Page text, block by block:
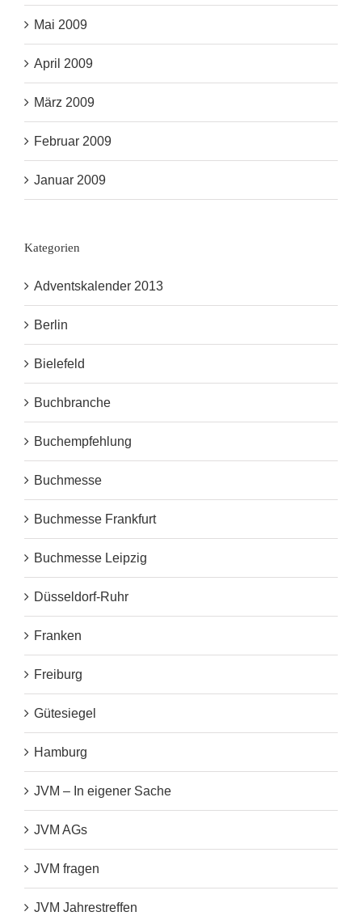
Mai 2009
April 2009
März 2009
Februar 2009
Januar 2009
Kategorien
Adventskalender 2013
Berlin
Bielefeld
Buchbranche
Buchempfehlung
Buchmesse
Buchmesse Frankfurt
Buchmesse Leipzig
Düsseldorf-Ruhr
Franken
Freiburg
Gütesiegel
Hamburg
JVM – In eigener Sache
JVM AGs
JVM fragen
JVM Jahrestreffen